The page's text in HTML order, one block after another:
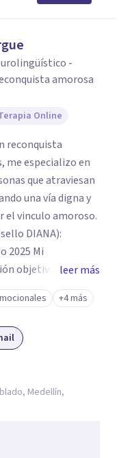
-
amorosa
Online
reconquista
me especializo en
que atraviesan
una vía digna y
vinculo amoroso.
DIANA):
Mi
objetiva de
centrada en
recuperación de la
leer más
+4 más
Medellín,